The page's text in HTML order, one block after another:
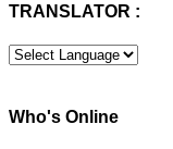
TRANSLATOR :
Who's Online